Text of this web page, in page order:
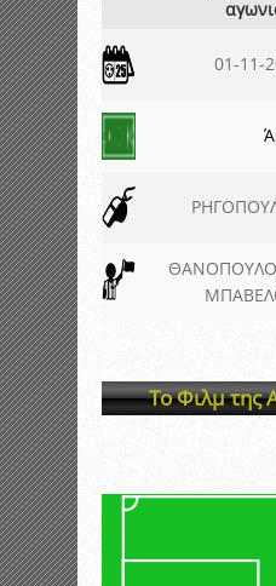
01-11-
Το Φιλμ της